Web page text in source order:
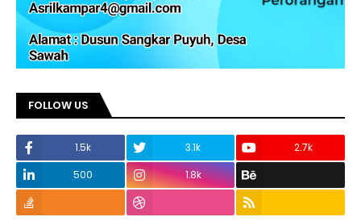
FOLLOW US
1.5k 3.1k
2.7k
500
1.8k